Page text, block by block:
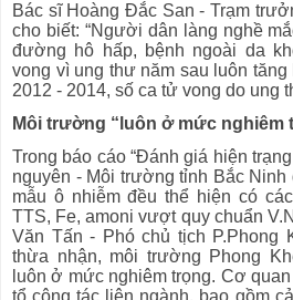
Bác sĩ Hoàng Đắc San - Trạm
cho biết: “Người dân làng nghề
đường hô hấp, bệnh ngoài da
vong vì ung thư năm sau luôn
2012 - 2014, số ca tử vong do ung
Môi trường “luôn ở mức nghiêm
Trong báo cáo “Đánh giá hiện
nguyên - Môi trường tỉnh Bắc
mẫu ô nhiễm đều thể hiện có
TTS, Fe, amoni vượt quy chuẩn
Văn Tấn - Phó chủ tịch P.Phong
thừa nhận, môi trường Phong
luôn ở mức nghiêm trọng. Cơ